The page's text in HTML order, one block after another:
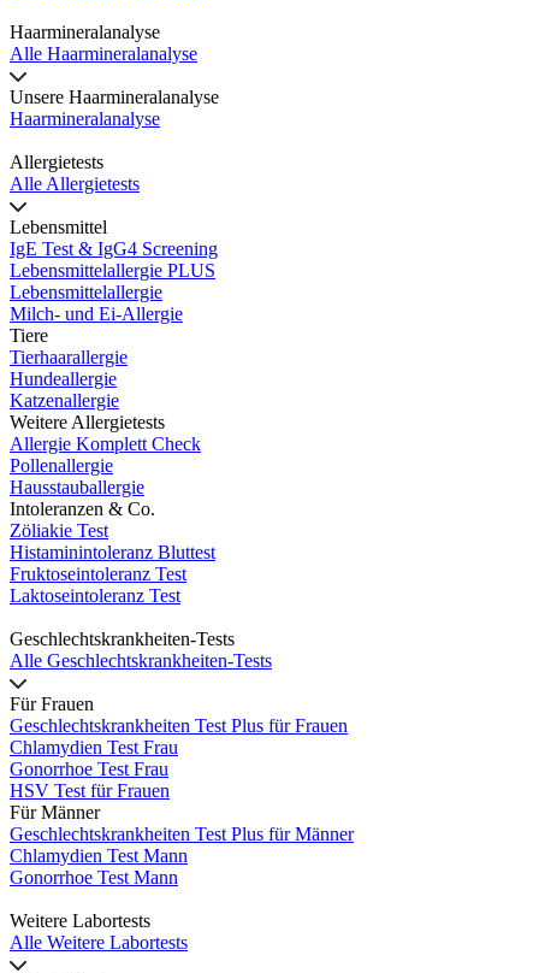
Haarmineralanalyse
Alle Haarmineralanalyse
Unsere Haarmineralanalyse
Haarmineralanalyse
Allergietests
Alle Allergietests
Lebensmittel
IgE Test & IgG4 Screening
Lebensmittelallergie PLUS
Lebensmittelallergie
Milch- und Ei-Allergie
Tiere
Tierhaarallergie
Hundeallergie
Katzenallergie
Weitere Allergietests
Allergie Komplett Check
Pollenallergie
Hausstauballergie
Intoleranzen & Co.
Zöliakie Test
Histaminintoleranz Bluttest
Fruktoseintoleranz Test
Laktoseintoleranz Test
Geschlechtskrankheiten-Tests
Alle Geschlechtskrankheiten-Tests
Für Frauen
Geschlechtskrankheiten Test Plus für Frauen
Chlamydien Test Frau
Gonorrhoe Test Frau
HSV Test für Frauen
Für Männer
Geschlechtskrankheiten Test Plus für Männer
Chlamydien Test Mann
Gonorrhoe Test Mann
Weitere Labortests
Alle Weitere Labortests